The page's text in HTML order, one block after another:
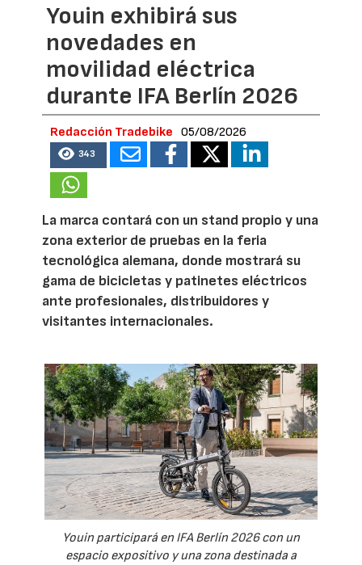
Youin exhibirá sus
novedades en
movilidad eléctrica
durante IFA Berlín 2026
Redacción Tradebike 05/08/2026
343
La marca contará con un stand propio y una
zona exterior de pruebas en la feria
tecnológica alemana, donde mostrará su
gama de bicicletas y patinetes eléctricos
ante profesionales, distribuidores y
visitantes internacionales.
Youin participará en IFA Berlín 2026 con un
espacio expositivo y una zona destinada a